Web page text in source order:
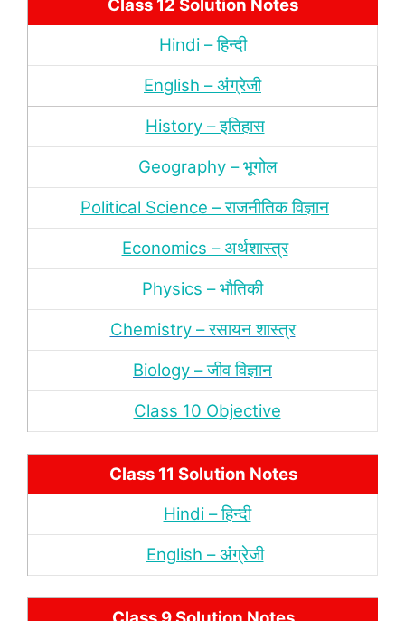
Class 12 Solution Notes
Hindi – हिन्‍दी
English – अंग्रेजी
History – इतिहास
Geography – भूगोल
Political Science – राजनीतिक विज्ञान
Economics – अर्थशास्‍त्र
Physics – भौतिकी
Chemistry – रसायन शास्‍त्र
Biology – जीव विज्ञान
Class 10 Objective
Class 11 Solution Notes
Hindi – हिन्‍दी
English – अंंग्रेजी